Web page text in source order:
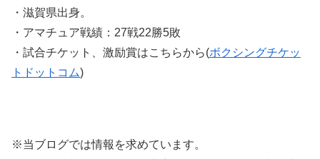
・滋賀県出身。
・アマチュア戦績：27戦22勝5敗
・試合チケット、激励賞はこちらから(ボクシングチケッ
トドットコム)
※当ブログでは情報を求めています。